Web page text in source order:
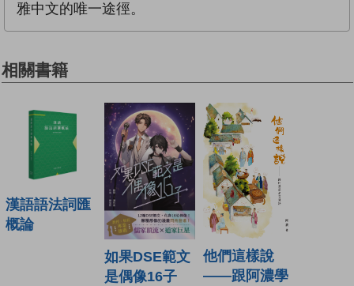
雅中文的唯一途徑。
相關書籍
漢語語法詞匯
概論
如果DSE範文
是偶像16子
他們這樣說
——跟阿濃學